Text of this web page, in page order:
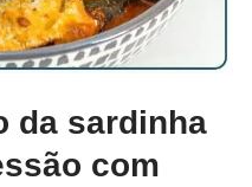
da sardinha
com